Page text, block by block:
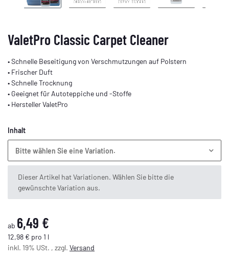
ValetPro Classic Carpet Cleaner
• Schnelle Beseitigung von Verschmutzungen auf Polstern
• Frischer Duft
• Schnelle Trocknung
• Geeignet für Autoteppiche und -Stoffe
• Hersteller ValetPro
Inhalt
Bitte wählen Sie eine Variation.
x
Dieser Artikel hat Variationen. Wählen Sie bitte die
gewünschte Variation aus.
ab 6,49 €
12,98 € pro 1 l
inkl. 19% USt. , zzgl. Versand